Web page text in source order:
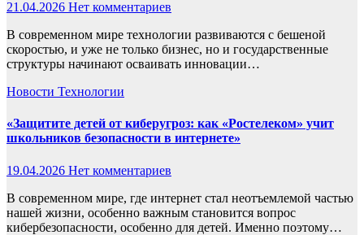
21.04.2026 Нет комментариев
В современном мире технологии развиваются с бешеной
скоростью, и уже не только бизнес, но и государственные
структуры начинают осваивать инновации…
Новости Технологии
«Защитите детей от киберугроз: как «Ростелеком» учит
школьников безопасности в интернете»
19.04.2026 Нет комментариев
В современном мире, где интернет стал неотъемлемой частью
нашей жизни, особенно важным становится вопрос
кибербезопасности, особенно для детей. Именно поэтому…